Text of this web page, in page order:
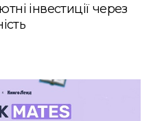
інвестиції через